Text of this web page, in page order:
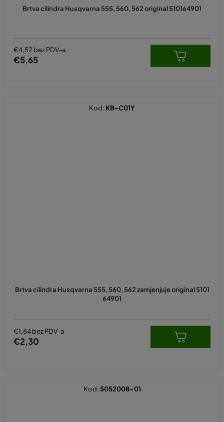
Brtva cilindra Husqvarna 555, 560, 562 original 510164901
€4,52 bez PDV-a
€5,65
Brtva cilindra Husqvarna 555, 560, 562 zamjenjuje original 5101
64901
€1,84 bez PDV-a
€2,30
Kod: KB-C01Y
Kod: 5052008-01